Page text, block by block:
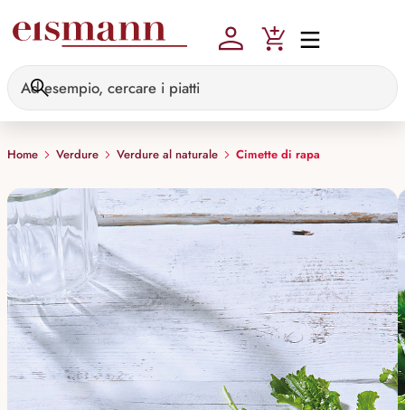
Home Verdure Verdure al naturale Cimette di rapa